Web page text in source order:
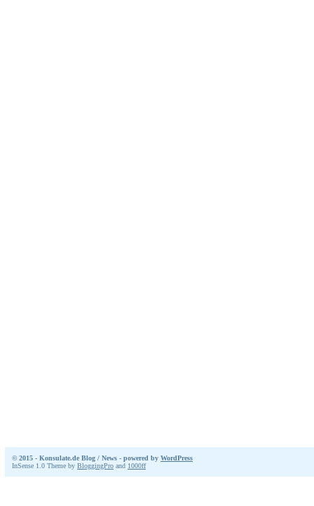
© 2015 - Konsulate.de Blog / News - powered by WordPress
InSense 1.0 Theme by BloggingPro and 1000ff